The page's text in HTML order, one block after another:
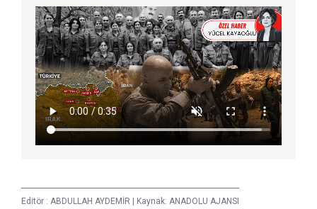
Editör : ABDULLAH AYDEMİR Kaynak: ANADOLU AJANSI